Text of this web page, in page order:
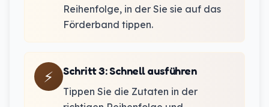
Reihenfolge, in der Sie sie auf das
Förderband tippen.
⚡ Schritt 3:Schnell ausführen
Tippen Sie die Zutaten in der